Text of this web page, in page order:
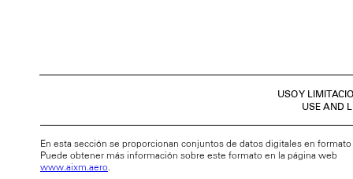
USO Y
USE AND
En esta sección se proporcionan conjuntos de datos digitales en formato
Puede obtener más información sobre este formato en la página web
www.aixm.aero